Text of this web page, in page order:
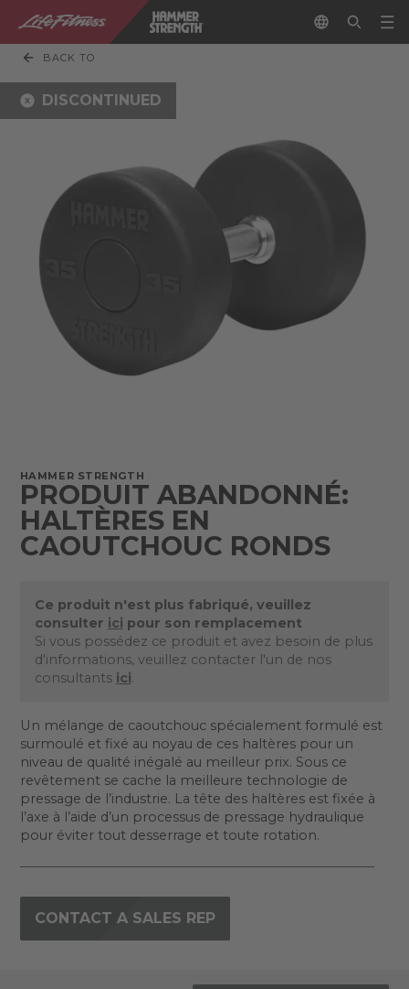
BACK TO
DISCONTINUED
HAMMER STRENGTH
PRODUIT ABANDONNÉ:
HALTÈRES EN
CAOUTCHOUC RONDS
Ce produit n'est plus fabriqué, veuillez
consulter ici pour son remplacement
Si vous possédez ce produit et avez besoin de plus
d'informations, veuillez contacter l'un de nos
consultants ici.
Un mélange de caoutchouc spécialement formulé est
surmoulé et fixé au noyau de ces haltères pour un
niveau de qualité inégalé au meilleur prix. Sous ce
revêtement se cache la meilleure technologie de
pressage de l’industrie. La tête des haltères est fixée à
l’axe à l’aide d’un processus de pressage hydraulique
pour éviter tout desserrage et toute rotation.
CONTACT A SALES REP